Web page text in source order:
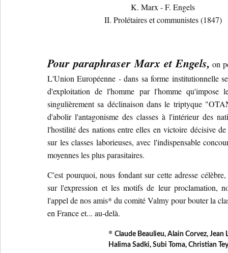
K. Marx - F. Engels
II. Prolétaires et communistes (1847)
Pour paraphraser Marx et Engels, on
L'Union Européenne - dans sa forme institutionnelle
d'exploitation de l'homme par l'homme qu'impose
singulièrement sa déclinaison dans le triptyque
d'abolir l'antagonisme des classes à l'intérieur des
l'hostilité des nations entre elles en victoire décisive
sur les classes laborieuses, avec l'indispensable
moyennes les plus parasitaires.
C'est pourquoi, nous fondant sur cette adresse
sur l'expression et les motifs de leur proclamation,
l'appel de nos amis* du comité Valmy pour bouter la
en France et... au-delà.
* Claude Beaulieu, Alain Corvez, Jean
Halima Sadki, Subi Toma, Christian